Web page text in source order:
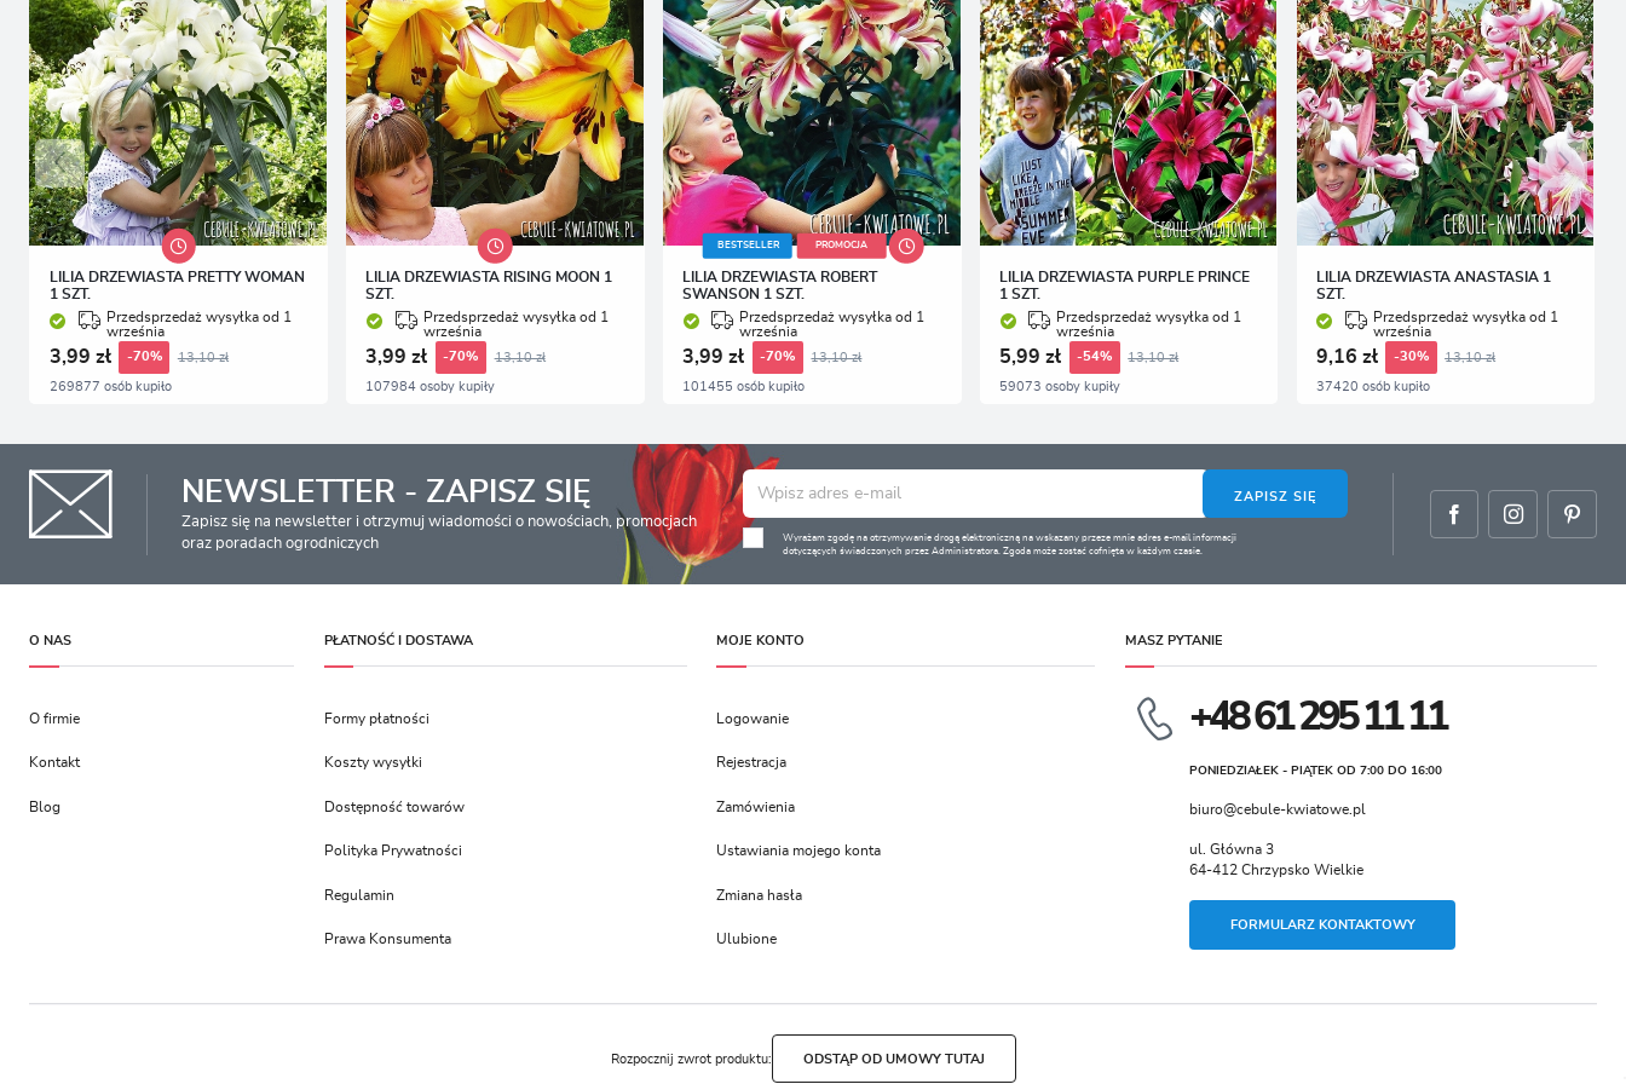
LILIA DRZEWIASTA PRETTY WOMAN
1 SZT.
Przedsprzedaż wysyłka od 1
września
3,99 zł -70% 13,10 zł
269877 osób kupiło
LILIA DRZEWIASTA RISING MOON 1
SZT.
Przedsprzedaż wysyłka od 1
września
3,99 zł -70% 13,10 zł
107984 osoby kupiły
BESTSELLER PROMOCJA
LILIA DRZEWIASTA ROBERT
SWANSON 1 SZT.
Przedsprzedaż wysyłka od 1
września
3,99 zł -70% 13,10 zł
101455 osób kupiło
LILIA DRZEWIASTA PURPLE PRINCE
1 SZT.
Przedsprzedaż wysyłka od 1
września
5,99 zł -54% 13,10 zł
59073 osoby kupiły
LILIA DRZEWIASTA ANASTASIA 1
SZT.
Przedsprzedaż wysyłka od 1
września
9,16 zł -30% 13,10 zł
37420 osób kupiło
NEWSLETTER - ZAPISZ SIĘ
Zapisz się na newsletter i otrzymuj wiadomości o nowościach, promocjach
oraz poradach ogrodniczych
ZAPISZ SIĘ
Wyrażam zgodę na otrzymywanie drogą elektroniczną na wskazany przeze mnie adres e-mail informacji
dotyczących świadczonych przez Administratora. Zgoda może zostać cofnięta w każdym czasie.
O NAS
O firmie
Kontakt
Blog
PŁATNOŚĆ I DOSTAWA
Formy płatności
Koszty wysyłki
Dostępność towarów
Polityka Prywatności
Regulamin
Prawa Konsumenta
MOJE KONTO
Logowanie
Rejestracja
Zamówienia
Ustawiania mojego konta
Zmiana hasła
Ulubione
MASZ PYTANIE
+48 61 295 11 11
PONIEDZIAŁEK - PIĄTEK OD 7:00 DO 16:00
biuro@cebule-kwiatowe.pl
ul. Główna 3
64-412 Chrzypsko Wielkie
FORMULARZ KONTAKTOWY
Rozpocznij zwrot produktu: ODSTĄP OD UMOWY TUTAJ